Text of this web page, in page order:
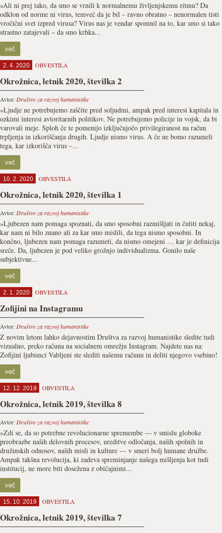
»Ali ni prej tako, da smo se vrnili k normalnemu življenjskemu ritmu? Da
odklon od norme ni virus, temveč da je bil – ravno obratno – nenormalen tisti
vročični svet izpred virusa? Virus nas je vendar spomnil na to, kar smo si tako
strastno zatajevali – da smo krhka...
več
2. 4. 2020 OBVESTILA
Okrožnica, letnik 2020, številka 2
Avtor: Društvo za razvoj humanistike
»Ljudje ne potrebujemo zaščite pred soljudmi, ampak pred interesi kapitala in
ozkimi interesi avtoritarnih politikov. Ne potrebujemo policije in vojsk, da bi
varovali meje. Sploh če te pomenijo izključujočo privilegiranost na račun
trpljenja in izkoriščanja drugih. Ljudje nismo virus. A če ne bomo razumeli
tega, kar izkorišča virus –...
več
10. 2. 2020 OBVESTILA
Okrožnica, letnik 2020, številka 1
Avtor: Društvo za razvoj humanistike
»Ljubezen nam pomaga spoznati, da smo sposobni razmišljati in čutiti nekaj,
kar nam ni bilo znano ali za kar smo mislili, da tega nismo sposobni. In
končno, ljubezen nam pomaga razumeti, da nismo omejeni … kar je definicija
sreče. Da, ljubezen je pod veliko grožnjo individualizma. Gonilo naše
subjektivne...
več
2. 1. 2020 OBVESTILA
Zofijini na Instagramu
Avtor: Društvo za razvoj humanistike
Z novim letom lahko dejavnostim Društva za razvoj humanistike sledite tudi
vizualno, preko računa na socialnem omrežju Instagram. Najdete nas na:
Zofijini ljubimci Vabljeni ste slediti našemu računu in deliti njegovo vsebino!
več
12. 12. 2019 OBVESTILA
Okrožnica, letnik 2019, številka 8
Avtor: Društvo za razvoj humanistike
»Zdi se, da so potrebne revolucionarne spremembe — v smislu globoke
preobrazbe naših delovnih procesov, ureditve odločanja, naših spolnih in
družinskih odnosov, naših misli in kulture — v smeri bolj humane družbe.
Ampak takšna revolucija, ki zadeva spreminjanje našega mišljenja kot tudi
institucij, ne more biti dosežena z običajnimi...
več
15. 10. 2019 OBVESTILA
Okrožnica, letnik 2019, številka 7